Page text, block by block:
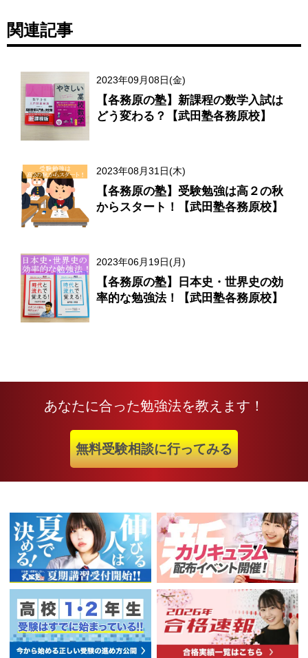
関連記事
2023年09月08日(金)
【各務原の塾】新課程の数学入試は
どう変わる？【武田塾各務原校】
2023年08月31日(木)
【各務原の塾】受験勉強は高２の秋
からスタート！【武田塾各務原校】
2023年06月19日(月)
【各務原の塾】日本史・世界史の効
率的な勉強法！【武田塾各務原校】
あなたに合った勉強法を教えます！
無料受験相談に行ってみる